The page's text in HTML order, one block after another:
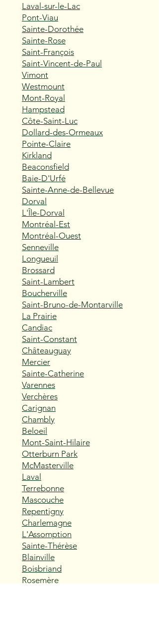
Laval-sur-le-Lac
Pont-Viau
Sainte-Dorothée
Sainte-Rose
Saint-François
Saint-Vincent-de-Paul
Vimont
Westmount
Mont-Royal
Hampstead
Côte-Saint-Luc
Dollard-des-Ormeaux
Pointe-Claire
Kirkland
Beaconsfield
Baie-D'Urfé
Sainte-Anne-de-Bellevue
Dorval
L'Île-Dorval
Montréal-Est
Montréal-Ouest
Senneville
Longueuil
Brossard
Saint-Lambert
Boucherville
Saint-Bruno-de-Montarville
La Prairie
Candiac
Saint-Constant
Châteauguay
Mercier
Sainte-Catherine
Varennes
Verchères
Carignan
Chambly
Beloeil
Mont-Saint-Hilaire
Otterburn Park
McMasterville
Laval
Terrebonne
Mascouche
Repentigny
Charlemagne
L'Assomption
Sainte-Thérèse
Blainville
Boisbriand
Rosemère